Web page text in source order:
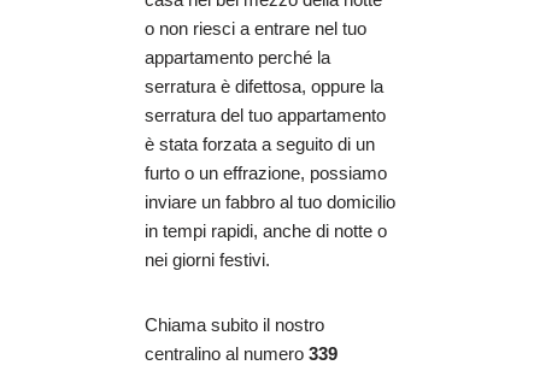
o non riesci a entrare nel tuo
appartamento perché la
serratura è difettosa, oppure la
serratura del tuo appartamento
è stata forzata a seguito di un
furto o un effrazione, possiamo
inviare un fabbro al tuo domicilio
in tempi rapidi, anche di notte o
nei giorni festivi.
Chiama subito il nostro
centralino al numero 339